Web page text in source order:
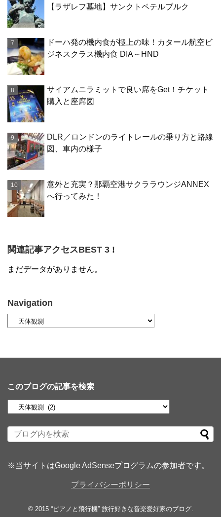
【ラザレフ墓地】サンクトペテルブルク
ドーハ発の機内食が極上の味！カタール航空ビ
ジネスクラス機内食 DIA～HND
サイアムニラミットで良い席をGet！チケット
購入と座席図
DLR／ロンドンのライトレールの乗り方と路線
図、車内の様子
意外と充実？那覇空港サクララウンジANNEX
へ行ってみた！
関連記事アクセスBEST 3 !
まだデータがありません。
Navigation
このブログの記事を検索
※当サイトはGoogle AdSenseプログラムの参加者です。
プライバシーポリシー
© 2015 “ピアノと飛行機” 旅行好きな音楽愛好家のブログ.